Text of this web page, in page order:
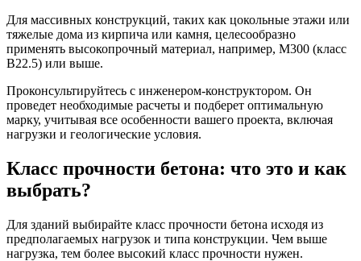
Для массивных конструкций, таких как цокольные этажи или
тяжелые дома из кирпича или камня, целесообразно
применять высокопрочный материал, например, М300 (класс
В22.5) или выше.
Проконсультируйтесь с инженером-конструктором. Он
проведет необходимые расчеты и подберет оптимальную
марку, учитывая все особенности вашего проекта, включая
нагрузки и геологические условия.
Класс прочности бетона: что это и как
выбрать?
Для зданий выбирайте класс прочности бетона исходя из
предполагаемых нагрузок и типа конструкции. Чем выше
нагрузка, тем более высокий класс прочности нужен.